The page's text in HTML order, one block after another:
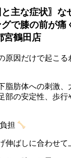
主な症状〗な
で膝の前が痛
宮鶴田店
原因だけで起こる
脂肪体への刺激、
部の安定性、歩行
担
伸ばしに合わせて